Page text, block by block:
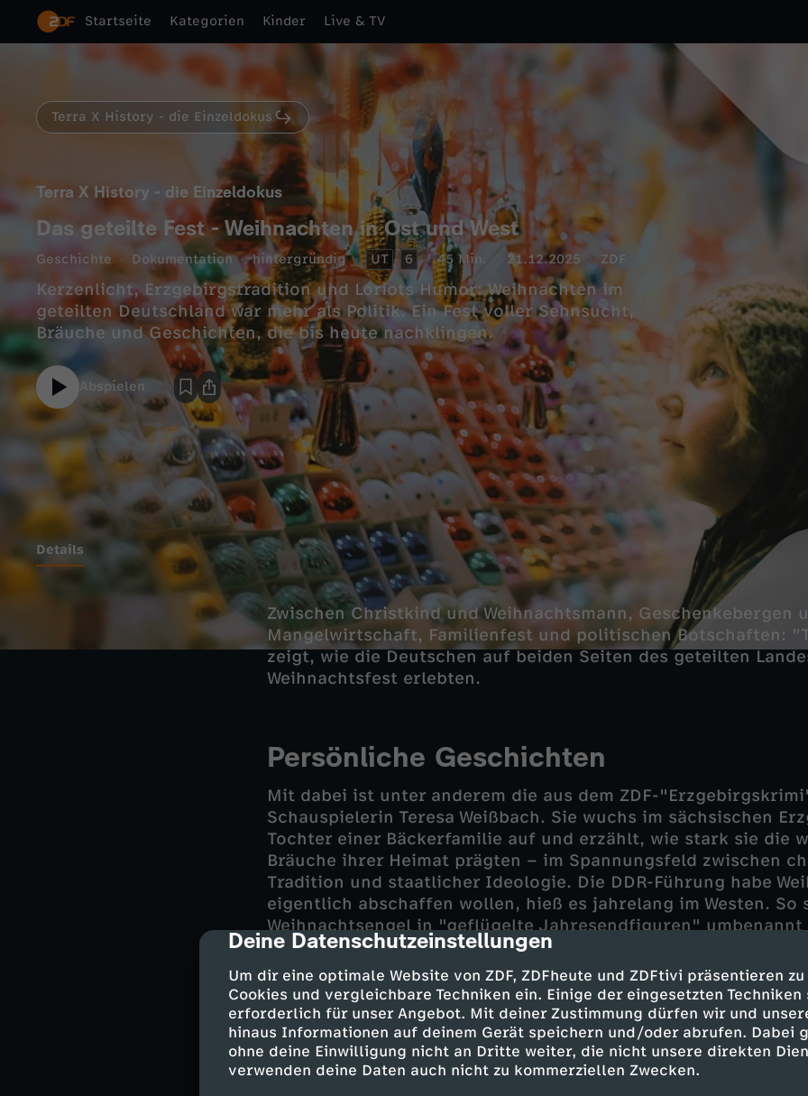
cmp-dialog-description
Deine Datenschutzeinstellungen
Um dir eine optimale Website von ZDF, ZDFheute und ZDFtivi präsentieren
Cookies und vergleichbare Techniken ein. Einige der eingesetzten
erforderlich für unser Angebot. Mit deiner Zustimmung dürfen wir und
hinaus Informationen auf deinem Gerät speichern und/oder abrufen. Dabei
ohne deine Einwilligung nicht an Dritte weiter, die nicht unsere direkten
verwenden deine Daten auch nicht zu kommerziellen Zwecken.
Startseite Kategorien Kinder Live & TV
Terra X History - die Einzeldokus
Terra X History - die Einzeldokus
Das geteilte Fest - Weihnachten in Ost und West
Geschichte Dokumentation hintergründig UT 6 45 Min. 21.12.2025 ZDF
Kerzenlicht, Erzgebirgstradition und Loriots Humor: Weihnachten im
geteilten Deutschland war mehr als Politik. Ein Fest voller Sehnsucht,
Bräuche und Geschichten, die bis heute nachklingen.
Abspielen
Details
Zwischen Christkind und Weihnachtsmann, Geschenkebergen
Mangelwirtschaft, Familienfest und politischen Botschaften:
zeigt, wie die Deutschen auf beiden Seiten des geteilten
Weihnachtsfest erlebten.
Persönliche Geschichten
Mit dabei ist unter anderem die aus dem ZDF-
Schauspielerin Teresa Weißbach. Sie wuchs im sächsischen
Tochter einer Bäckerfamilie auf und erzählt, wie stark sie die
Bräuche ihrer Heimat prägten – im Spannungsfeld zwischen
Tradition und staatlicher Ideologie. Die DDR-Führung habe
eigentlich abschaffen wollen, hieß es jahrelang im Westen. So
Weihnachtsengel in "geflügelte Jahresendfiguren"
das wirklich – oder handelt es sich nur um eine langlebige
Schlagersänger Frank Schöbel dagegen berichtet, dass
Album "Weihnachten in Familie" zur meistverkauften
wurde. Neben Neukompositionen enthielt die Scheibe auch
christliche Weihnachtslieder.